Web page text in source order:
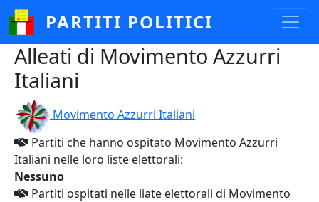
Salta al contenuto principale
PARTITI POLITICI
Alleati di Movimento Azzurri
Italiani
Movimento Azzurri Italiani
Partiti che hanno ospitato Movimento Azzurri
Italiani nelle loro liste elettorali:
Nessuno
Partiti ospitati nelle liate elettorali di Movimento